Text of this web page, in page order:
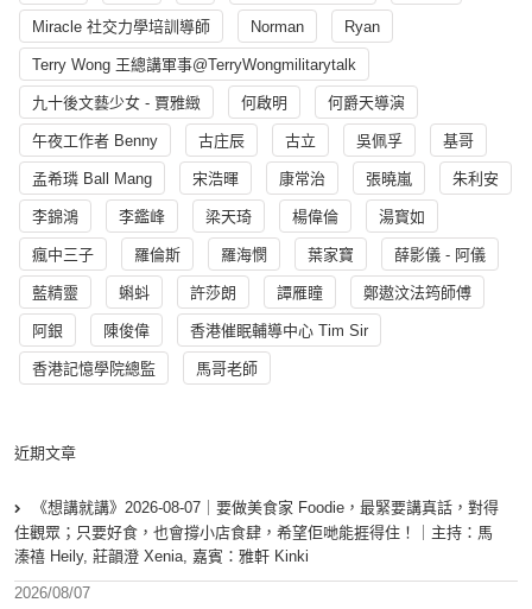
Miracle 社交力學培訓導師 Norman Ryan
Terry Wong 王總講軍事@TerryWongmilitarytalk
九十後文藝少女 - 賈雅緻 何啟明 何爵天導演
午夜工作者 Benny 古庄辰 古立 吳佩孚 基哥
孟希璘 Ball Mang 宋浩暉 康常治 張曉嵐 朱利安
李錦鴻 李鑑峰 梁天琦 楊偉倫 湯寳如
瘋中三子 羅倫斯 羅海憫 葉家寶 薛影儀 - 阿儀
藍精靈 蝌蚪 許莎朗 譚雁瞳 鄭遨汶法筠師傅
阿銀 陳俊偉 香港催眠輔導中心 Tim Sir
香港記憶學院總監 馬哥老師
近期文章
《想講就講》2026-08-07｜要做美食家 Foodie，最緊要講真話，對得
住觀眾；只要好食，也會撐小店食肆，希望佢哋能捱得住！｜主持：馬
溱禧 Heily, 莊韻澄 Xenia, 嘉賓：雅軒 Kinki
2026/08/07